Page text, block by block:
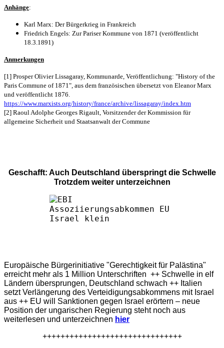
Anhänge:
Karl Marx: Der Bürgerkrieg in Frankreich
Friedrich Engels: Zur Pariser Kommune von 1871 (veröffentlicht
18.3.1891)
Anmerkungen
[1] Prosper Olivier Lissagaray, Kommunarde, Veröffentlichung: "History of the
Paris Commune of 1871", aus dem französischen übersetzt von Eleanor Marx
und veröffentlicht 1876.
https://www.marxists.org/history/france/archive/lissagaray/index.htm
[2] Raoul Adolphe Georges Rigault, Vorsitzender der Kommission für
allgemeine Sicherheit und Staatsanwalt der Commune
Geschafft: Auch Deutschland überspringt die Schwelle
Trotzdem weiter unterzeichnen
Europäische Bürgerinitiative "Gerechtigkeit für Palästina"
erreicht mehr als 1 Million Unterschriften ++ Schwelle in elf
Ländern übersprungen, Deutschland schwach ++ Italien
setzt Verlängerung des Verteidigungsabkommens mit Israel
aus ++ EU will Sanktionen gegen Israel erörtern – neue
Position der ungarischen Regierung steht noch aus
weiterlesen und unterzeichnen hier
+++++++++++++++++++++++++++++++